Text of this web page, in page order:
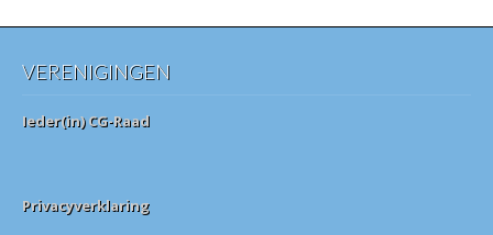
VERENIGINGEN
Ieder(in) CG-Raad
Privacyverklaring